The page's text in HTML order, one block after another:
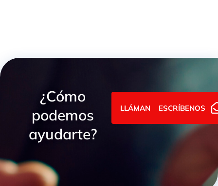
¿Cómo
podemos
ayudarte?
LLÁMANOSESCRÍBENOS